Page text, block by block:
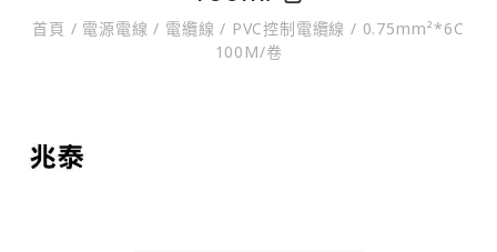
首頁 / 電源電線/ 電纜線/ PVC控制電纜線/ 0.75mm²*6C
100M/卷